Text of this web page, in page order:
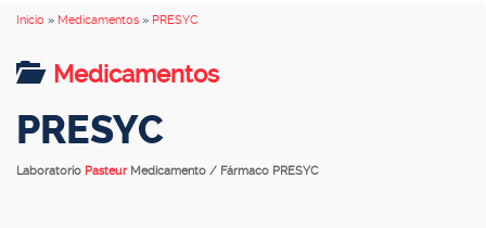
Inicio » Medicamentos » PRESYC
Medicamentos
PRESYC
Laboratorio Pasteur Medicamento / Fármaco PRESYC